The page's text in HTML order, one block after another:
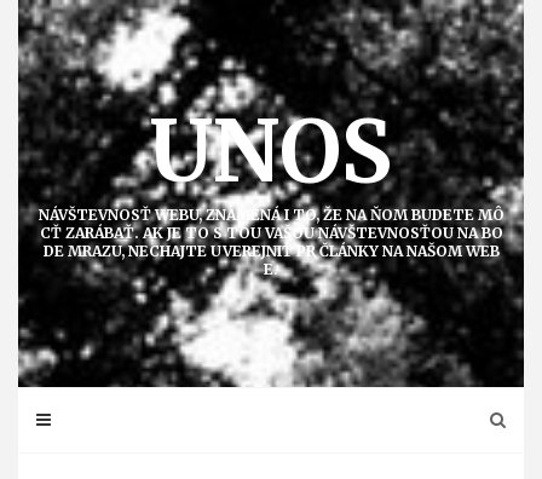
Přejít
obsahu
UNOS
NÁVŠTEVNOSŤ WEBU, ZNAMENÁ I TO, ŽE NA ŇOM BUDETE MÔ
CŤ ZARÁBAŤ. AK JE TO S TOU VAŠOU NÁVŠTEVNOSŤOU NA BO
DE MRAZU, NECHAJTE UVEREJNIŤ PR ČLÁNKY NA NAŠOM WEB
E.